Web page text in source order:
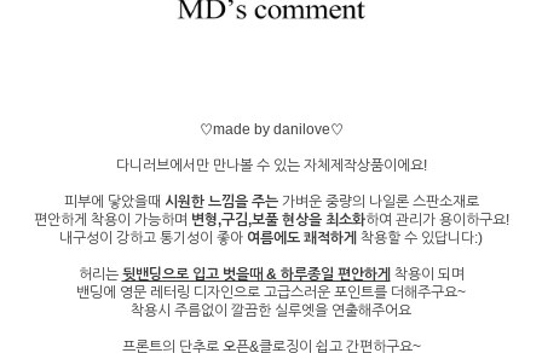
♡made by danilove♡
다니러브에서만 만나볼 수 있는 자체제작상품이에요!
피부에 닿았을때 시원한 느낌을 주는가벼운 중량의 나일론 스판소재로
편안하게 착용이 가능하며 변형,구김,보풀 현상을 최소화하여 관리가 용이하구요!
내구성이 강하고 통기성이 좋아 여름에도 쾌적하게 착용할 수 있답니다:)
허리는 뒷밴딩으로 입고 벗을때 & 하루종일 편안하게 착용이 되며
밴딩에 영문 레터링 디자인으로 고급스러운 포인트를 더해주구요~
착용시 주름없이 깔끔한 실루엣을 연출해주어요
프론트의 단추로 오픈&클로징이 쉽고 간편하구요~